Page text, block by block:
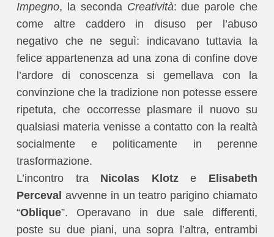
Impegno, la seconda Creatività: due parole che
come altre caddero in disuso per l’abuso
negativo che ne seguì: indicavano tuttavia la
felice appartenenza ad una zona di confine dove
l’ardore di conoscenza si gemellava con la
convinzione che la tradizione non potesse essere
ripetuta, che occorresse plasmare il nuovo su
qualsiasi materia venisse a contatto con la realtà
socialmente e politicamente in perenne
trasformazione.
L’incontro tra Nicolas Klotze Elisabeth
Perceval avvenne in un teatro parigino chiamato
“Oblique”. Operavano in due sale differenti,
poste su due piani, una sopra l’altra, entrambi